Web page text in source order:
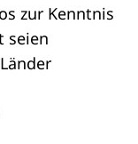
zur Kenntnis
seien